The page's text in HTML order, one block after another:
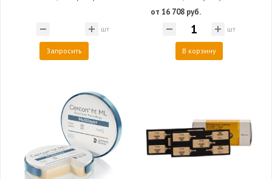
шт
Запросить
от 16 708 руб.
шт
В корзину